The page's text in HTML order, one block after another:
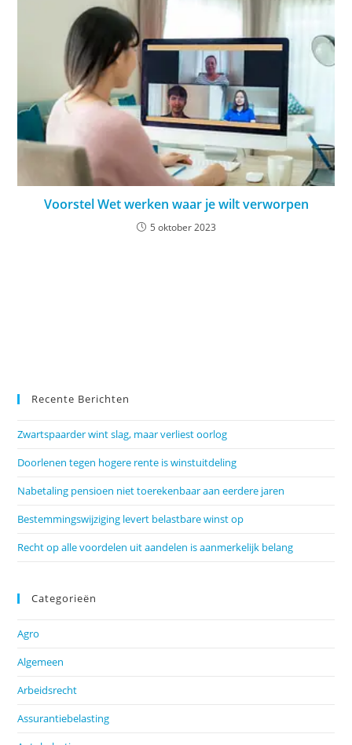
Voorstel Wet werken waar je wilt verworpen
5 oktober 2023
Recente Berichten
Zwartspaarder wint slag, maar verliest oorlog
Doorlenen tegen hogere rente is winstuitdeling
Nabetaling pensioen niet toerekenbaar aan eerdere jaren
Bestemmingswijziging levert belastbare winst op
Recht op alle voordelen uit aandelen is aanmerkelijk belang
Categorieën
Agro
Algemeen
Arbeidsrecht
Assurantiebelasting